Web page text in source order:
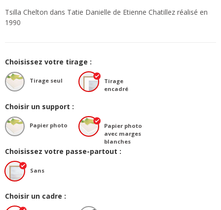
Tsilla Chelton dans Tatie Danielle de Etienne Chatillez réalisé en
1990
Choisissez votre tirage :
Tirage seul
Tirage
encadré
Choisir un support :
Papier photo
Papier photo
avec marges
blanches
Choisissez votre passe-partout :
Sans
Choisir un cadre :